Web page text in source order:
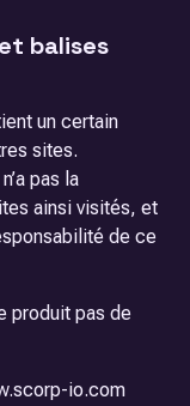
balises
un certain
sites.
pas la
ainsi visités, et
de ce
produit pas de
io.com